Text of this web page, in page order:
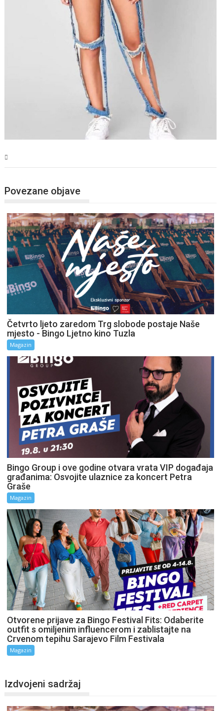
Povezane objave
Četvrto ljeto zaredom Trg slobode postaje Naše
mjesto - Bingo Ljetno kino Tuzla
Magazin
Bingo Group i ove godine otvara vrata VIP događaja
građanima: Osvojite ulaznice za koncert Petra
Graše
Magazin
Otvorene prijave za Bingo Festival Fits: Odaberite
outfit s omiljenim influencerom i zablistajte na
Crvenom tepihu Sarajevo Film Festivala
Magazin
Izdvojeni sadržaj